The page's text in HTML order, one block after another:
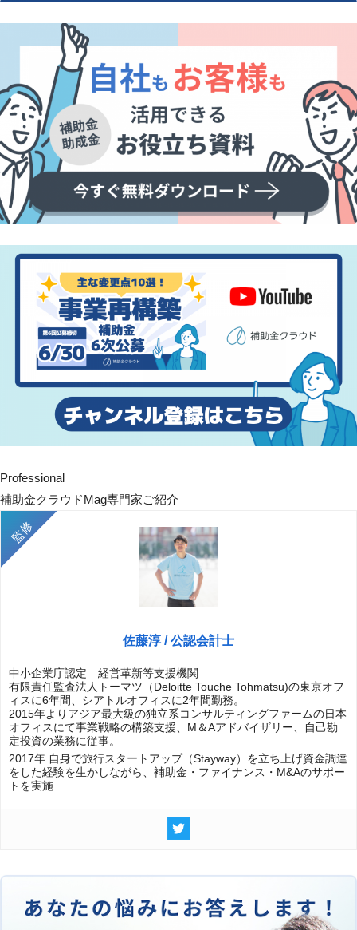
Professional
補助金クラウドMag専門家ご紹介
佐藤淳 / 公認会計士
中小企業庁認定 経営革新等支援機関
有限責任監査法人トーマツ（Deloitte Touche Tohmatsu)の東京オフ
ィスに6年間、シアトルオフィスに2年間勤務。
2015年よりアジア最大級の独立系コンサルティングファームの日本
オフィスにて事業戦略の構築支援、M＆Aアドバイザリー、自己勘
定投資の業務に従事。
2017年 自身で旅行スタートアップ（Stayway）を立ち上げ資金調達
をした経験を生かしながら、補助金・ファイナンス・M&Aのサポー
トを実施